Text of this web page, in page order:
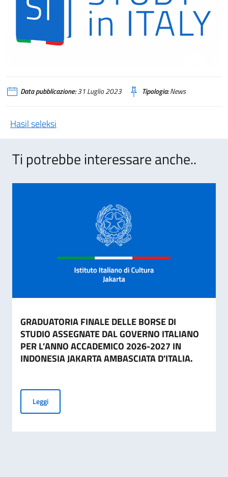
Data pubblicazione:31 Luglio 2023 Tipologia:News
Hasil seleksi
Ti potrebbe interessare anche..
GRADUATORIA FINALE DELLE BORSE DI
STUDIO ASSEGNATE DAL GOVERNO ITALIANO
PER L’ANNO ACCADEMICO 2026-2027 IN
INDONESIA JAKARTA AMBASCIATA D'ITALIA.
LeggiGRADUATORIA FINALE DELLE BORSE DI STUDIO